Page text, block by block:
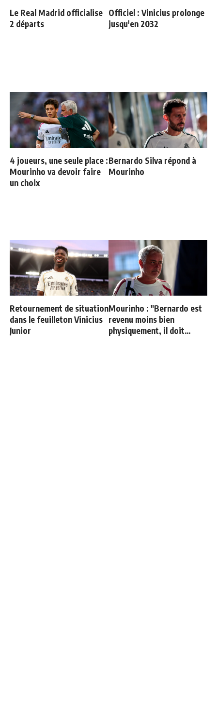
Le Real Madrid officialise
2 départs
Officiel : Vinicius prolonge
jusqu'en 2032
4 joueurs, une seule place :
Mourinho va devoir faire
un choix
Bernardo Silva répond à
Mourinho
Retournement de situation
dans le feuilleton Vinicius
Junior
Mourinho : "Bernardo est
revenu moins bien
physiquement, il doit